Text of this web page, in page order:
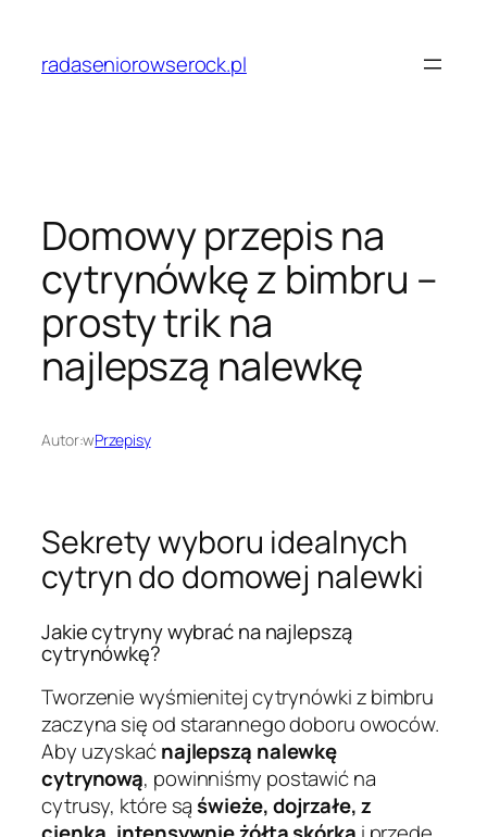
treściradaseniorowserock.pl
Domowy przepis na
cytrynówkę z bimbru –
prosty trik na
najlepszą nalewkę
Autor:wPrzepisy
Sekrety wyboru idealnych
cytryn do domowej nalewki
Jakie cytryny wybrać na najlepszą
cytrynówkę?
Tworzenie wyśmienitej cytrynówki z bimbru
zaczyna się od starannego doboru owoców.
Aby uzyskaćnajlepszą nalewkę
cytrynową, powinniśmy postawić na
cytrusy, które sąświeże, dojrzałe, z